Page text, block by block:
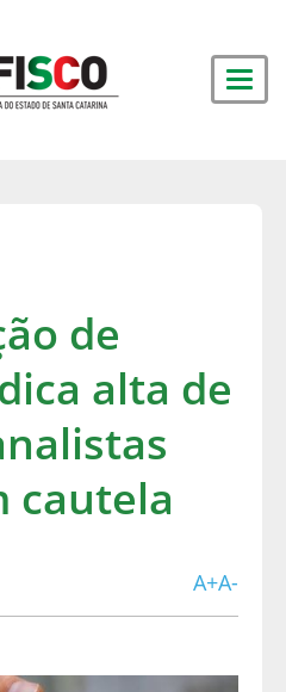
de
alta de
cautela
A+A-